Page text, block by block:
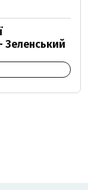
Зеленський